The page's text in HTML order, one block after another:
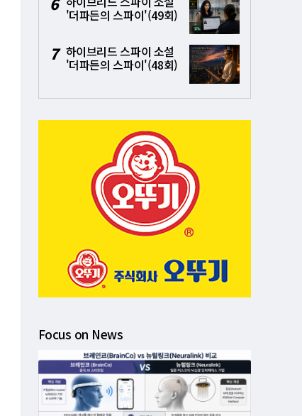
'더파든의 스파이'(49회)
7 하이브리드 스파이 소설
'더파든의 스파이'(48회)
Focus on News